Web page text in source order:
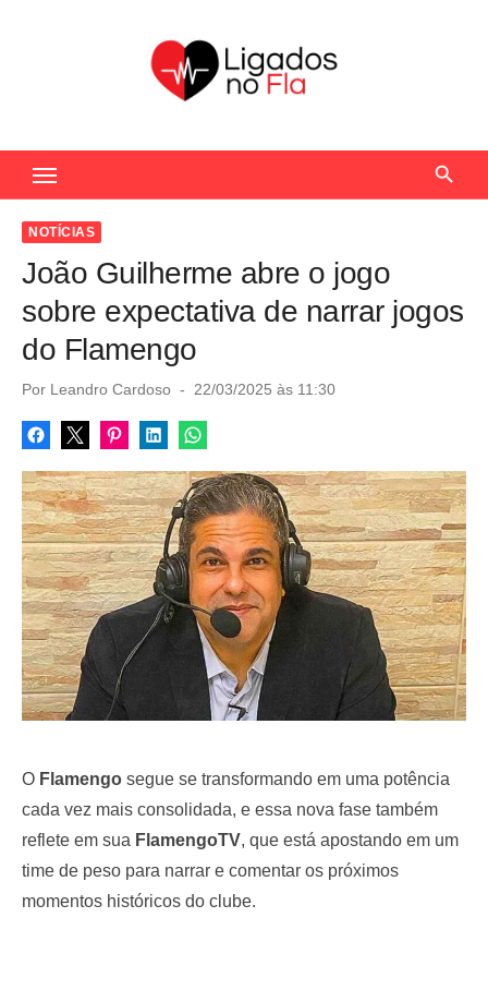
c
NOTÍCIAS
João Guilherme abre o jogo
sobre expectativa de narrar jogos
do Flamengo
Por Leandro Cardoso
P
s
t
d
o
n
22/03/2025 às 11:30
O Flamengo segue se transformando em uma potência
cada vez mais consolidada, e essa nova fase também
reflete em sua FlamengoTV, que está apostando em um
time de peso para narrar e comentar os próximos
momentos históricos do clube.